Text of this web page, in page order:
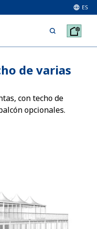
ES
de varias
con techo de
opcionales.